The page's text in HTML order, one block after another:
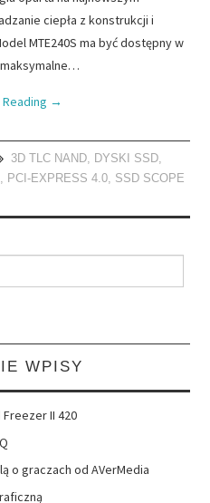
ciepła z konstrukcji i
MTE240S ma być dostępny w
maksymalne…
→
3D TLC NAND, DYSKI SSD,
, PCI-EXPRESS 4.0, SSD SCOPE
WPISY
II 420
o graczach od AVerMedia